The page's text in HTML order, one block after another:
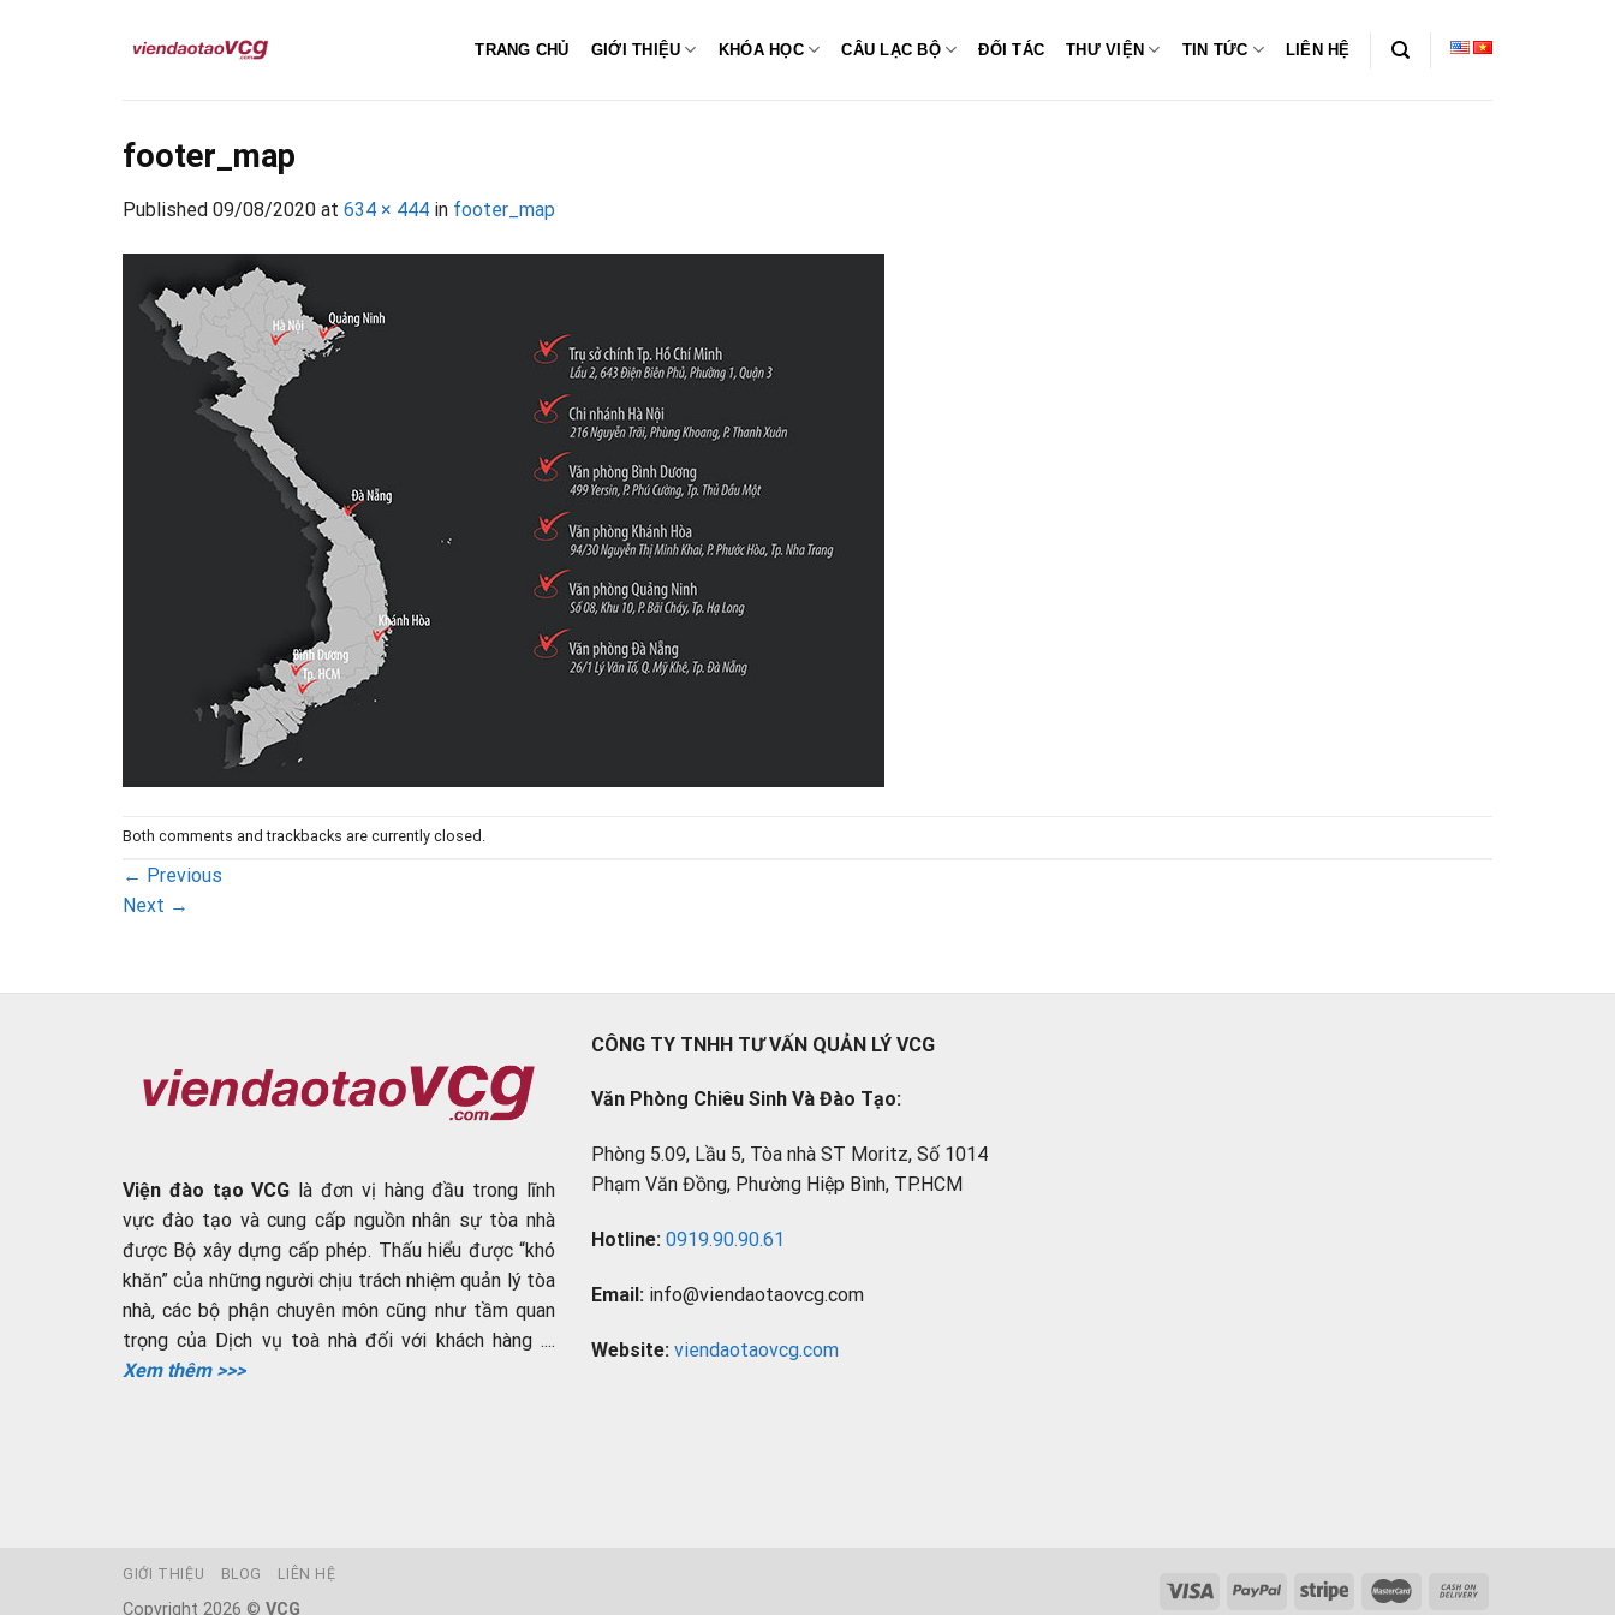
TRANG CHỦ GIỚI THIỆU KHÓA HỌC CÂU LẠC BỘ ĐỐI TÁC THƯ VIỆN TIN TỨC LIÊN HỆ
footer_map
Published 09/08/2020 at 634 × 444 in footer_map
Both comments and trackbacks are currently closed.
← Previous
Next →
Viện đào tạo VCG là đơn vị hàng đầu trong lĩnh
vực đào tạo và cung cấp nguồn nhân sự tòa nhà
được Bộ xây dựng cấp phép. Thấu hiểu được “khó
khăn” của những người chịu trách nhiệm quản lý tòa
nhà, các bộ phận chuyên môn cũng như tầm quan
trọng của Dịch vụ toà nhà đối với khách hàng ....
Xem thêm >>>
CÔNG TY TNHH TƯ VẤN QUẢN LÝ VCG
Văn Phòng Chiêu Sinh Và Đào Tạo:
Phòng 5.09, Lầu 5, Tòa nhà ST Moritz, Số 1014
Phạm Văn Đồng, Phường Hiệp Bình, TP.HCM
Hotline: 0919.90.90.61
Email: info@viendaotaovcg.com
Website: viendaotaovcg.com
GIỚI THIỆU BLOG LIÊN HỆ
Copyright 2026 © VCG